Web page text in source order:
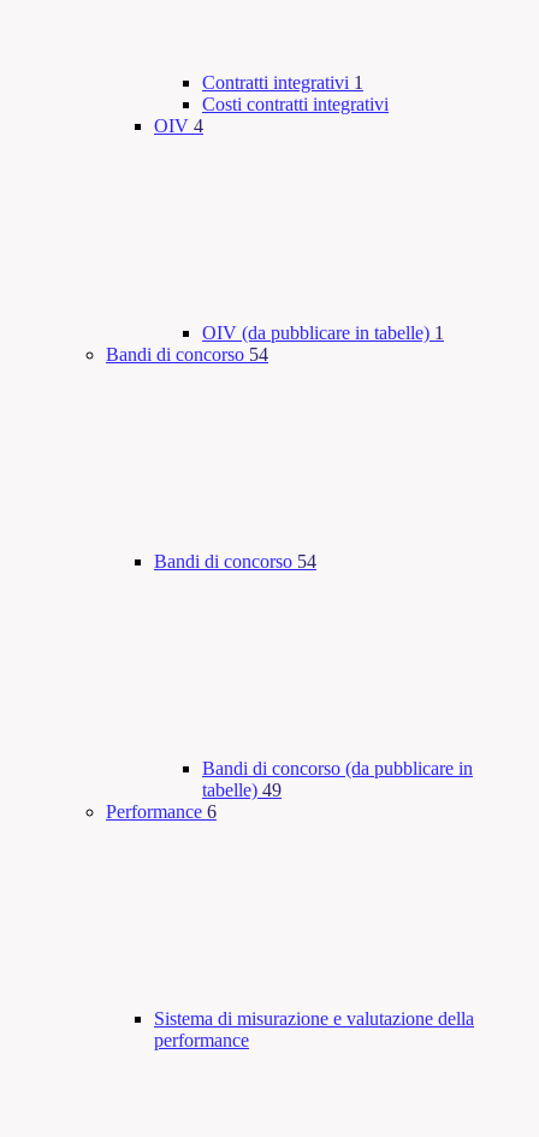
Contratti integrativi 1
Costi contratti integrativi
OIV 4
OIV (da pubblicare in tabelle) 1
Bandi di concorso 54
Bandi di concorso 54
Bandi di concorso (da pubblicare in
tabelle) 49
Performance 6
Sistema di misurazione e valutazione della
performance